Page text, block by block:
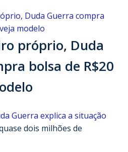
próprio, Duda
bolsa de R$20
Guerra explica a situação
dois milhões de